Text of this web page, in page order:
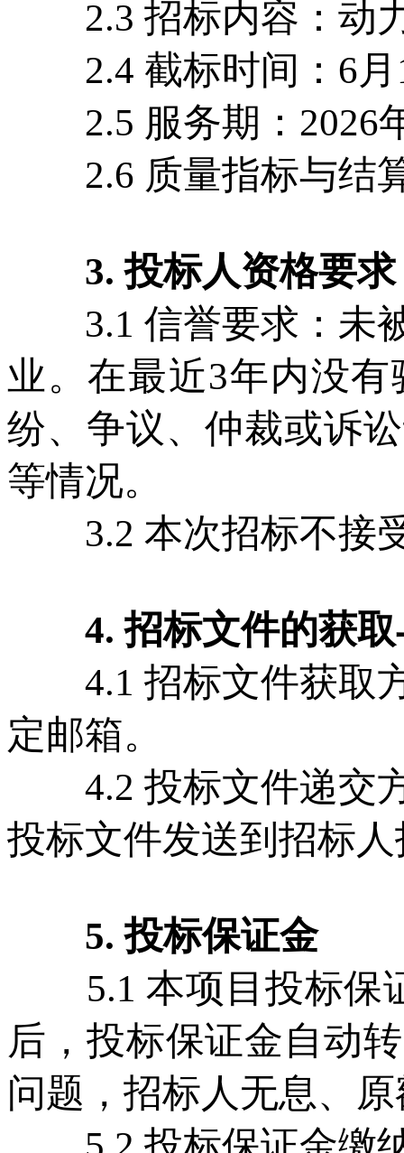
2.3 招标内容：动力
2.4 截标时间：6月
2.5 服务期：2026年
2.6 质量指标与结
3. 投标人资格要求
3.1 信誉要求：未被
业。在最近3年内没
纷、争议、仲裁或诉
等情况。
3.2 本次招标不接
4. 招标文件的获取
4.1 招标文件获取方
定邮箱。
4.2 投标文件递交方
投标文件发送到招标
5. 投标保证金
5.1 本项目投标保
后，投标保证金自动
问题，招标人无息、